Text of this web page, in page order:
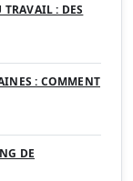
: DES
: COMMENT
DE